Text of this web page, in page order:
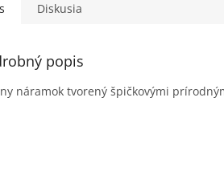
Diskusia
popis
náramok tvorený špičkovými